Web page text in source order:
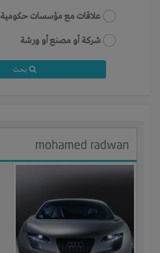
علاقات مع مؤسسات حكومية
شركة أو مصنع أو ورشة
mohamed radwan